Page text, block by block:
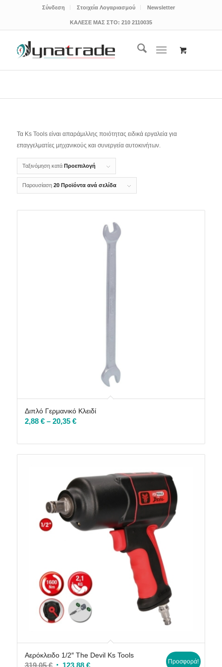
Σύνδεση Στοιχεία Λογαριασμού Newsletter
ΚΑΛΕΣΕ ΜΑΣ ΣΤΟ: 210 2110035
Τα Ks Tools είναι απαράμιλλης ποιότητας ειδικά εργαλεία για
επαγγελματίες μηχανικούς και συνεργεία αυτοκινήτων.
Ταξινόμηση κατά Προεπιλογή
Παρουσίαση 20 Προϊόντα ανά σελίδα
Διπλό Γερμανικό Κλειδί
2,88 € – 20,35 €Price
2,88 €
through
Αερόκλειδο 1/2″ The Devil Ks Tools
319,05€ Original
123,88 €Η
Προσφορά!